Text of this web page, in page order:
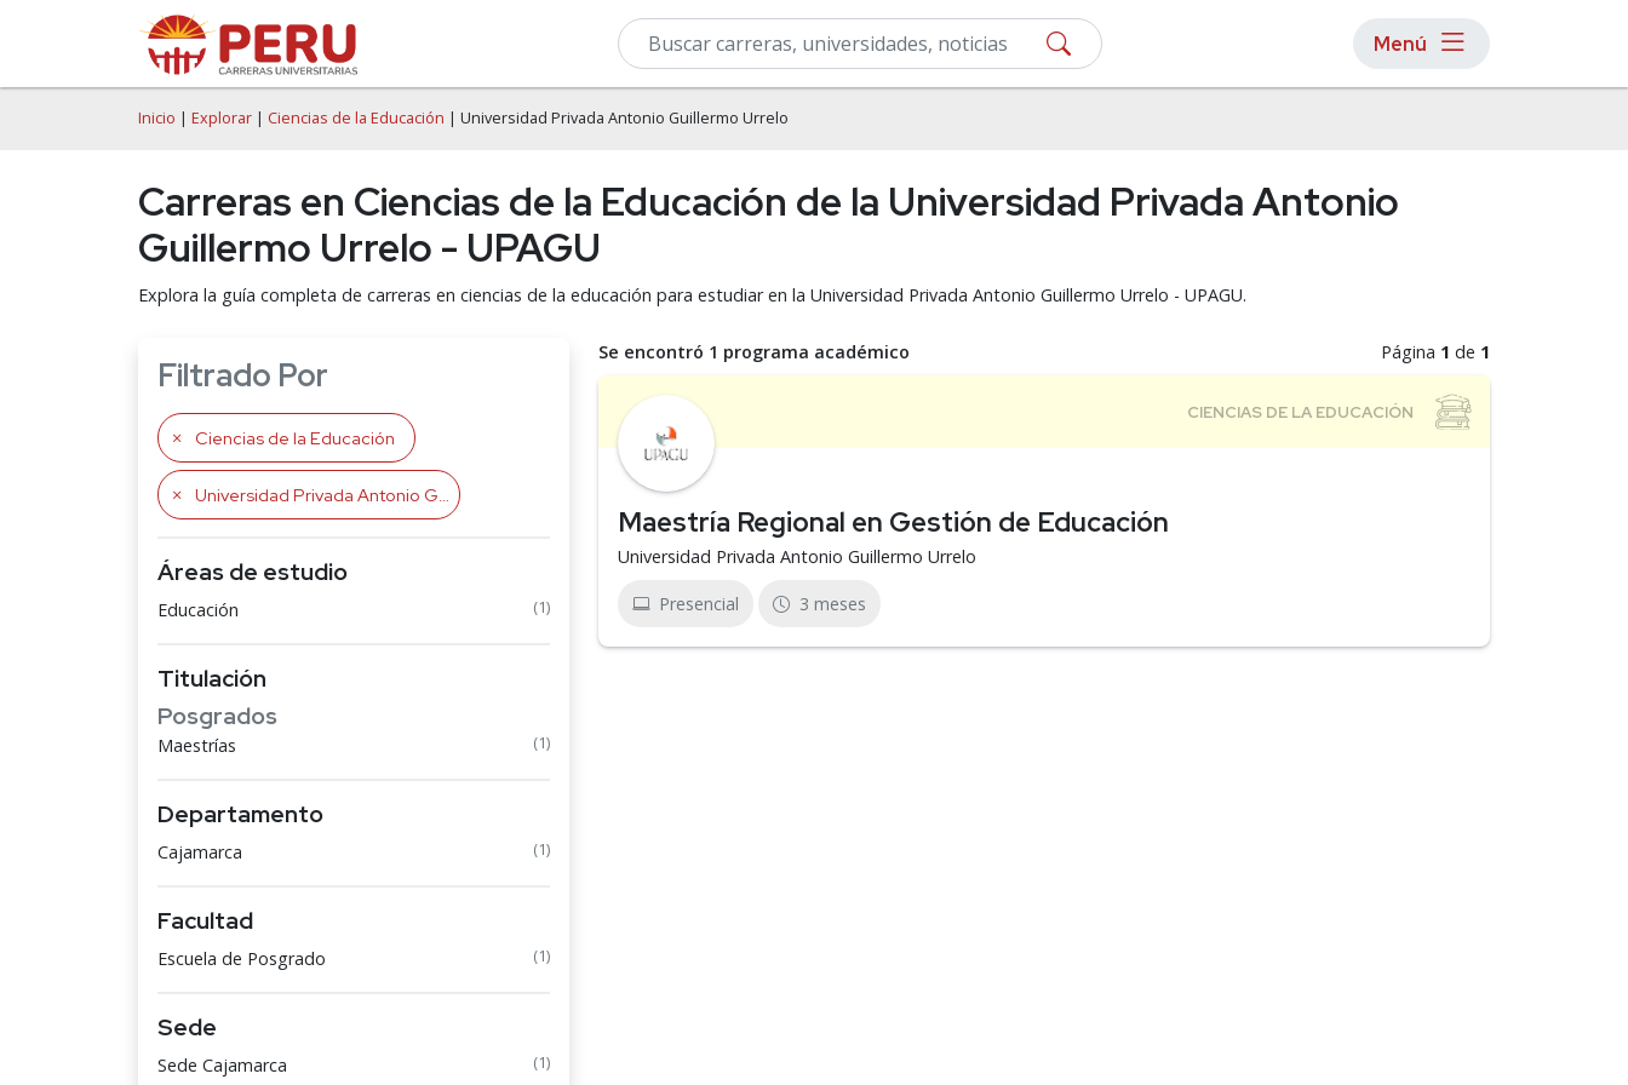
Menú
Inicio | Explorar | Ciencias de la Educación | Universidad Privada Antonio Guillermo Urrelo
Carreras en Ciencias de la Educación de la Universidad Privada Antonio
Guillermo Urrelo - UPAGU
Explora la guía completa de carreras en ciencias de la educación para estudiar en la Universidad Privada Antonio Guillermo Urrelo - UPAGU.
Filtrado Por
Ciencias de la Educación
Universidad Privada Antonio Guillermo Urrelo
Áreas de estudio
Educación (1)
Titulación
Posgrados
Maestrías (1)
Departamento
Cajamarca (1)
Facultad
Escuela de Posgrado (1)
Sede
Sede Cajamarca (1)
Se encontró 1 programa académico Página 1 de 1
Maestría Regional en Gestión de Educación
Universidad Privada Antonio Guillermo Urrelo
Presencial 3 meses